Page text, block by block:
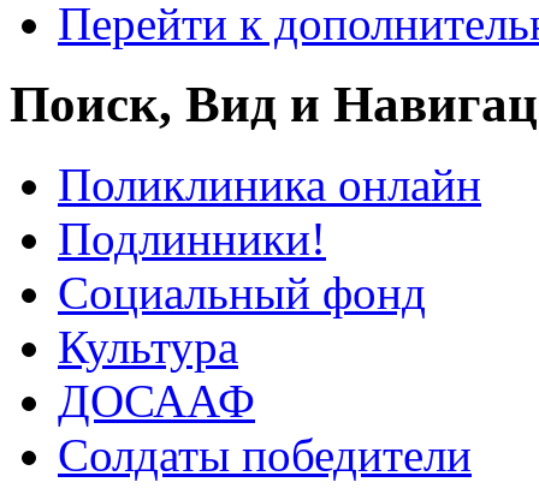
Перейти к
Поиск, Вид и
Поликлиника онлайн
Подлинники!
Социальный фонд
Культура
ДОСААФ
Солдаты победители